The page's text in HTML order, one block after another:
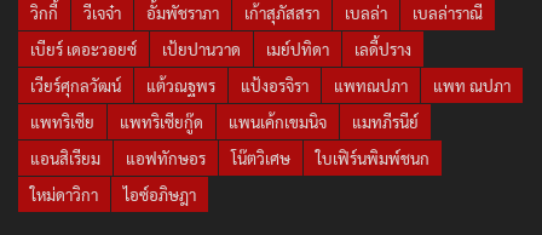
วิกกี้
วีเจจ๋า อั้มพัชราภา เก้าสุภัสสรา เบลล่า
เบลล่าราณี
เบียร์ เดอะวอยซ์
เป้ยปานวาด เมย์ปทิดา
เลดี้ปราง
เวียร์ศุกลวัฒน์
แต้วณฐพร แป้งอรจิรา แพทณปภา
แพท ณปภา
แพทริเซีย
แพทริเซียกู๊ด แพนเค้กเขมนิจ
แมทภีรนีย์
แอนสิเรียม
แอฟทักษอร โน๊ตวิเศษ
ใบเฟิร์นพิมพ์ชนก
ใหม่ดาวิกา
ไอซ์อภิษฎา